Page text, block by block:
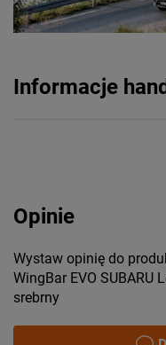
Informacje
Opinie
Wystaw opinię do
WingBar EVO SUBARU
srebrny